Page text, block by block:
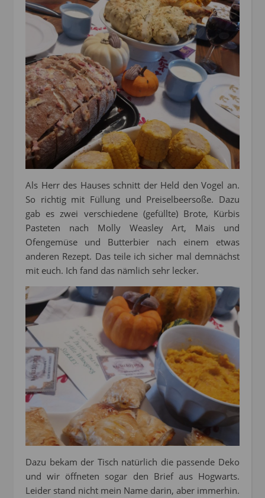
Als Herr des Hauses schnitt der Held den Vogel an.
So richtig mit Füllung und Preiselbeersoße. Dazu
gab es zwei verschiedene (gefüllte) Brote, Kürbis
Pasteten nach Molly Weasley Art, Mais und
Ofengemüse und Butterbier nach einem etwas
anderen Rezept. Das teile ich sicher mal demnächst
mit euch. Ich fand das nämlich sehr lecker.
Dazu bekam der Tisch natürlich die passende Deko
und wir öffneten sogar den Brief aus Hogwarts.
Leider stand nicht mein Name darin, aber immerhin.